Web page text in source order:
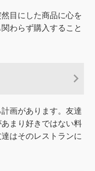
目にした商品に心を
わらず購入すること
画があります。友達
まり好きではない料
はそのレストランに